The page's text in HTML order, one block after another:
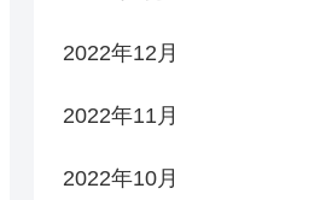
2022年12月
2022年11月
2022年10月